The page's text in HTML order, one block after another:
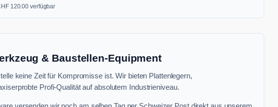
120.00 verfügbar
& Baustellen-Equipment
keine Zeit für Kompromisse ist. Wir bieten Plattenlegern,
Profi-Qualität auf absolutem Industrieniveau.